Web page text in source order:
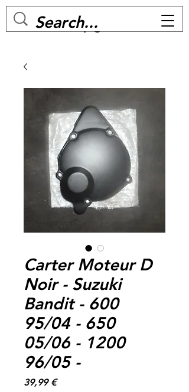
MC BIKE Perpignan
Carter Moteur D
Noir - Suzuki
Bandit - 600
95/04 - 650
05/06 - 1200
96/05 -
39,99 €Prix